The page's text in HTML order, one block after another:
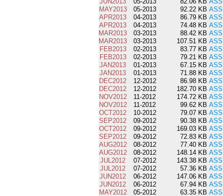
MAY2013
05-2013 92.22 KB
APR2013
04-2013 86.79 KB
APR2013
04-2013 74.48 KB
MAR2013
03-2013 88.42 KB
MAR2013
03-2013 107.51 KB
FEB2013
02-2013 83.77 KB
FEB2013
02-2013 79.21 KB
JAN2013
01-2013 67.15 KB
JAN2013
01-2013 71.88 KB
DEC2012
12-2012 86.98 KB
DEC2012
12-2012 182.70 KB
NOV2012
11-2012 174.72 KB
NOV2012
11-2012 99.62 KB
OCT2012
10-2012 79.07 KB
SEP2012
09-2012 90.38 KB
OCT2012
09-2012 169.03 KB
SEP2012
09-2012 72.83 KB
AUG2012
08-2012 77.40 KB
AUG2012
08-2012 148.14 KB
JUL2012
07-2012 143.38 KB
JUL2012
07-2012 57.36 KB
JUN2012
06-2012 147.06 KB
JUN2012
06-2012 67.94 KB
MAY2012
05-2012 63.35 KB